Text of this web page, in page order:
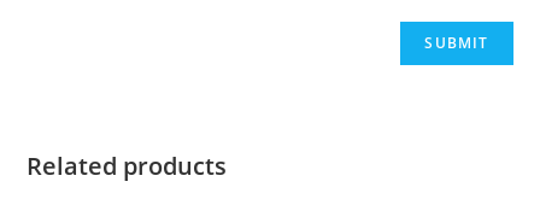
Related products